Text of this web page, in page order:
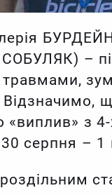
СОБУЛЯК) –
«виплив» з
серпня – 1